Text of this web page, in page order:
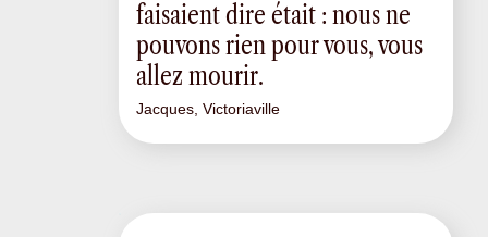
faisaient dire était : nous ne
pouvons rien pour vous, vous
allez mourir.
Jacques, Victoriaville